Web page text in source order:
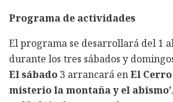
Programa de actividades
El programa se desarrollará del 1
durante los tres sábados y
El sábado 3 arrancará enEl Cerro
misterio la montaña y el abismo’